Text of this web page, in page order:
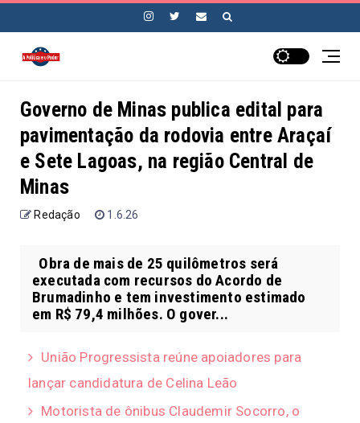
Governo de Minas publica edital para
pavimentação da rodovia entre Araçaí
e Sete Lagoas, na região Central de
Minas
Redação 1.6.26
Obra de mais de 25 quilômetros será
executada com recursos do Acordo de
Brumadinho e tem investimento estimado
em R$ 79,4 milhões. O gover...
União Progressista reúne apoiadores para
lançar candidatura de Celina Leão
Motorista de ônibus Claudemir Socorro, o